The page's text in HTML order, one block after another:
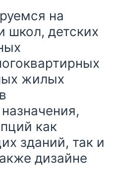
на
школ, детских
жилых
как
зданий, так и
дизайне